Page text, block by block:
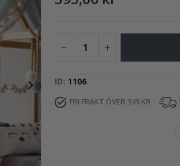
199,00 Kr
ID 1106
FRI FRAKT ÖVER 349 KR